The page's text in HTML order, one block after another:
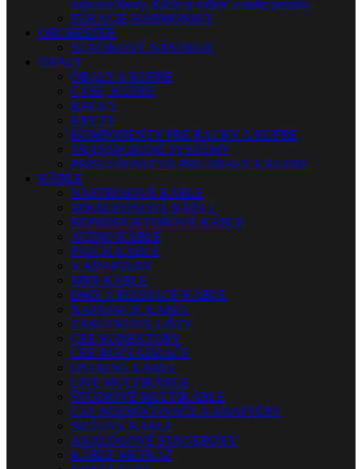
zobcové flauty. Ráčte si vybrať z našej ponuky.
FÚKACIE HARMONIKY
ORCHESTER
SLÁČIKOVÉ NÁSTROJE
OBALY
OBALY A KUFRE
CASE, KUFRE
RACKY
KRYTY
KOMPONENTY PRE RACKY A KUFRE
TRANSPORTNÉ SYSTÉMY
PRÍSLUŠENSTVO PRE OBALY A KUFRE
KÁBLE
NÁSTROJOVÉ KÁBLE
MIKROFÓNOVÉ KÁBLE
REPRODUKTOROVÉ KÁBLE
AUDIO KÁBLE
PATCH KÁBLE
Y ADAPTÉRY
MIDI KÁBLE
DMX A RIADIACE KÁBLE
NAPÁJACIE KÁBLE
ZÁSUVKOVÉ LIŠTY
CEE KONEKTORY
CEE ROZVÁDZAČE
OSTATNÉ KÁBLE
LIVE MULTIKÁBLE
ŠTÚDIOVÉ MULTIKÁBLE
CAT ROZBOČOVAČE A ADAPTÉRY
SIEŤOVÉ KÁBLE
ANALÓGOVÉ STAGEBOXY
KÁBLE METRÁŽ